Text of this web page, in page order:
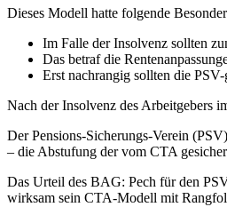
Dieses Modell hatte folgende
Im Falle der Insolvenz sollten
Das betraf die
Erst nachrangig sollten die
Nach der Insolvenz des Arbeitgebers
Der Pensions-Sicherungs-Verein
– die Abstufung der vom CTA
Das Urteil des BAG: Pech für den
wirksam sein CTA-Modell mit